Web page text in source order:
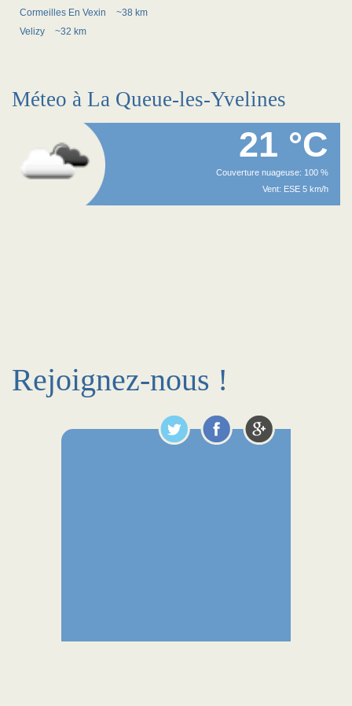
Cormeilles En Vexin
~38 km
Velizy
~32 km
Méteo à La Queue-les-Yvelines
21 °C
Couverture nuageuse: 100 %
Vent: ESE 5 km/h
Rejoignez-nous !